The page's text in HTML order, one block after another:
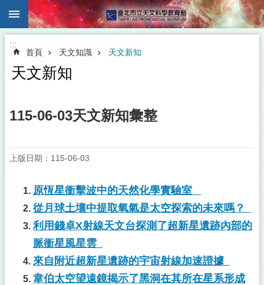
跳到主要內容區塊
:::
首頁 天文知識 天文新知
天文新知
115-06-03天文新知彙整
上版日期：115-06-03
原恆星衝擊波中的天然化學實驗室
從月球土壤中提取氧氣是太空探索的未來嗎？
利用錢卓X射線天文台探測了超新星遺跡內部的
脈衝星風星雲
來自附近超新星遺跡的宇宙射線加速證據
韋伯太空望遠鏡揭示了黑洞在其所在星系形成